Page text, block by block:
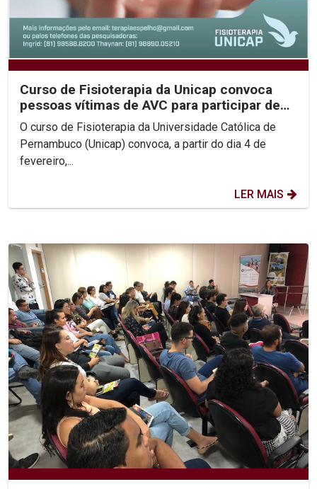
Curso de Fisioterapia da Unicap convoca
pessoas vítimas de AVC para participar de
pesquisa...
O curso de Fisioterapia da Universidade Católica de
Pernambuco (Unicap) convoca, a partir do dia 4 de
fevereiro,...
LER MAIS